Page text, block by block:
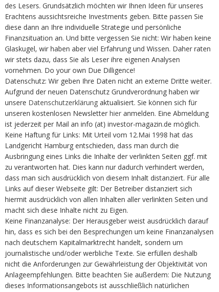
des Lesers. Grundsätzlich möchten wir Ihnen Ideen für unseres
Erachtens aussichtsreiche Investments geben. Bitte passen Sie
diese dann an Ihre individuelle Strategie und persönliche
Finanzsituation an. Und bitte vergessen Sie nicht: Wir haben keine
Glaskugel, wir haben aber viel Erfahrung und Wissen. Daher raten
wir stets dazu, dass Sie als Leser ihre eigenen Analysen
vornehmen. Do your own Due Dilligence!
Datenschutz: Wir geben Ihre Daten nicht an externe Dritte weiter.
Aufgrund der neuen Datenschutz Grundverordnung haben wir
unsere Datenschutzerklärung aktualisiert. Sie können sich für
unseren kostenlosen Newsletter hier anmelden. Eine Abmeldung
ist jederzeit per Mail an info (at) investor-magazin.de möglich.
Keine Haftung für Links: Mit Urteil vom 12.Mai 1998 hat das
Landgericht Hamburg entschieden, dass man durch die
Ausbringung eines Links die Inhalte der verlinkten Seiten ggf. mit
zu verantworten hat. Dies kann nur dadurch verhindert werden,
dass man sich ausdrücklich von diesem Inhalt distanziert. Für alle
Links auf dieser Webseite gilt: Der Betreiber distanziert sich
hiermit ausdrücklich von allen Inhalten aller verlinkten Seiten und
macht sich diese Inhalte nicht zu Eigen.
Keine Finanzanalyse: Der Herausgeber weist ausdrücklich darauf
hin, dass es sich bei den Besprechungen um keine Finanzanalysen
nach deutschem Kapitalmarktrecht handelt, sondern um
journalistische und/oder werbliche Texte. Sie erfüllen deshalb
nicht die Anforderungen zur Gewährleistung der Objektivität von
Anlageempfehlungen. Bitte beachten Sie außerdem: Die Nutzung
dieses Informationsangebots ist ausschließlich natürlichen